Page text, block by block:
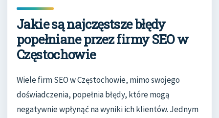
Jakie są najczęstsze błędy
popełniane przez firmy SEO w
Częstochowie
Wiele firm SEO w Częstochowie, mimo swojego
doświadczenia, popełnia błędy, które mogą
negatywnie wpłynąć na wyniki ich klientów. Jednym